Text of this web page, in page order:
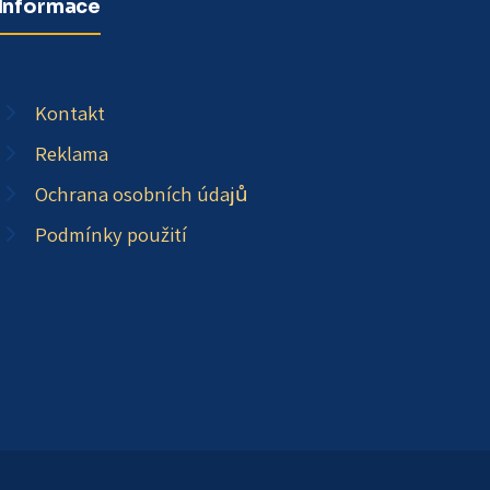
Informace
Kontakt
Reklama
Ochrana osobních údajů
Podmínky použití